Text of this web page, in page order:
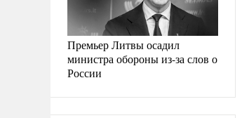
Премьер Литвы осадил
министра обороны из-за слов о
России